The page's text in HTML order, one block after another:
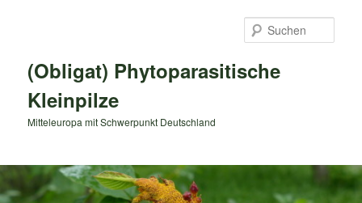
(Obligat) Phytoparasitische
Kleinpilze
Mitteleuropa mit Schwerpunkt Deutschland